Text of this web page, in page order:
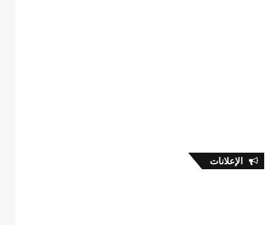
الإعلانات